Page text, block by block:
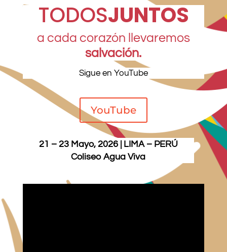
TODOSJUNTOS
a cada corazón llevaremos
salvación.
Sigue en YouTube
YouTube
21 – 23 Mayo, 2026 | LIMA – PERÚ
Coliseo Agua Viva